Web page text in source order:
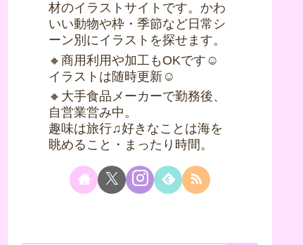
材のイラストサイトです。かわ
いい動物や枠・季節など日常シ
ーン別にイラストを探せます。
🔸商用利用や加工もOKです☺
イラストは随時更新☺
🔸大手食品メーカーで勤務後、
自営業営み中。
趣味は旅行♫好きなことは海を
眺めること・まったり時間。